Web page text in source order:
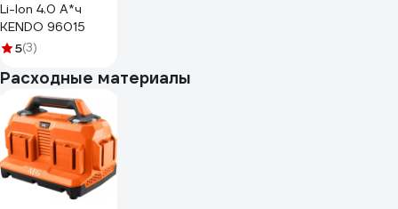
Li-Ion 4.0 А*ч
KENDO 96015
5(3)
Расходные материалы